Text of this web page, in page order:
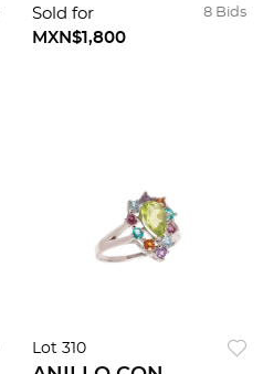
Peso: 4.5 g.
8 Bids
Sold for
MXN$1,800
Lot 310